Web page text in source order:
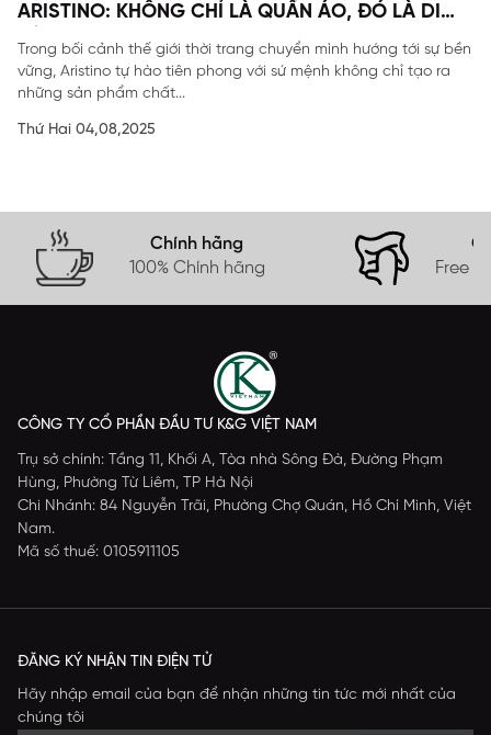
ARISTINO: KHÔNG CHỈ LÀ QUẦN ÁO, ĐÓ LÀ DI
SẢN
Trong bối cảnh thế giới thời trang chuyển mình hướng tới sự bền
vững, Aristino tự hào tiên phong với sứ mệnh không chỉ tạo ra
những sản phẩm chất...
Thứ Hai 04,08,2025
Chính hãng
100% Chính hãng
Free
CÔNG TY CỔ PHẦN ĐẦU TƯ K&G VIỆT NAM
Trụ sở chính: Tầng 11, Khối A, Tòa nhà Sông Đà, Đường Phạm
Hùng, Phường Từ Liêm, TP Hà Nội
Chi Nhánh: 84 Nguyễn Trãi, Phường Chợ Quán, Hồ Chí Minh, Việt
Nam.
Mã số thuế: 0105911105
ĐĂNG KÝ NHẬN TIN ĐIỆN TỬ
Hãy nhập email của bạn để nhận những tin tức mới nhất của
chúng tôi